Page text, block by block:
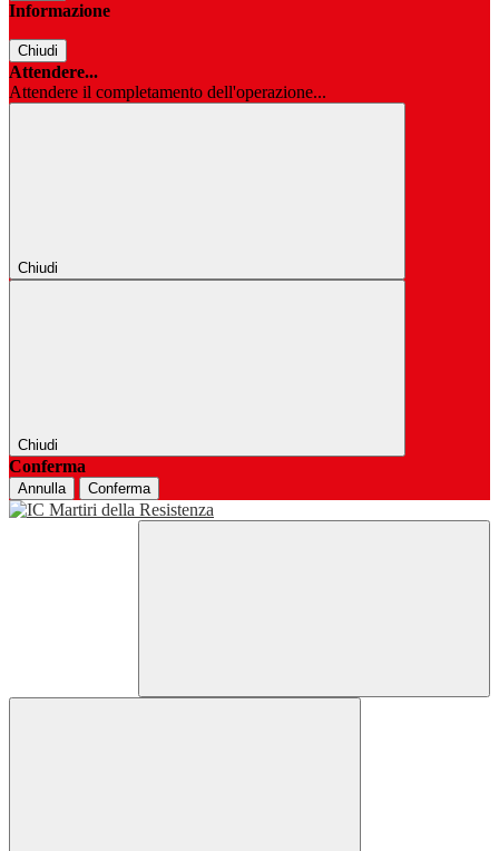
Informazione
Chiudi
Attendere...
Attendere il completamento dell'operazione...
Chiudi
Chiudi
Conferma
Annulla Conferma